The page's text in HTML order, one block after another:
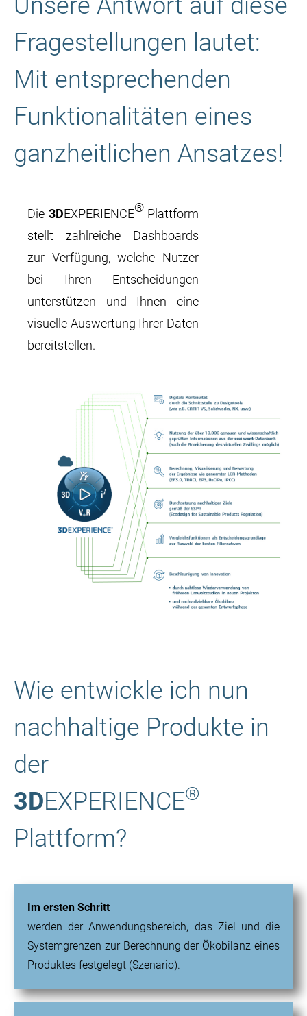
Fragestellungen lautet:
Mit entsprechenden
Funktionalitäten eines
ganzheitlichen Ansatzes!
Die 3DEXPERIENCE® Plattform
stellt zahlreiche Dashboards
zur Verfügung, welche Nutzer
bei Ihren Entscheidungen
unterstützen und Ihnen eine
visuelle Auswertung Ihrer Daten
bereitstellen.
Wie entwickle ich nun
nachhaltige Produkte in
der
3DEXPERIENCE®
Plattform?
Im ersten Schritt
werden der Anwendungsbereich, das Ziel und die
Systemgrenzen zur Berechnung der Ökobilanz eines
Produktes festgelegt (Szenario).